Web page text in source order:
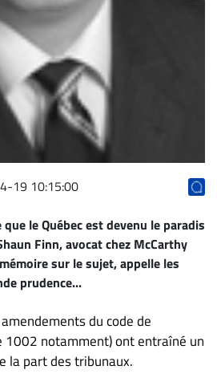
19 10:15:00
le Québec est devenu le paradis
Finn, avocat chez McCarthy
sur le sujet, appelle les
prudence...
du code de
1002 notamment) ont entraîné un
la part des tribunaux.